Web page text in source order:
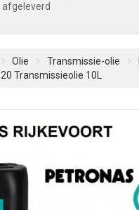
afgeleverd
Olie Transmissie-olie
Transmissieolie 10L